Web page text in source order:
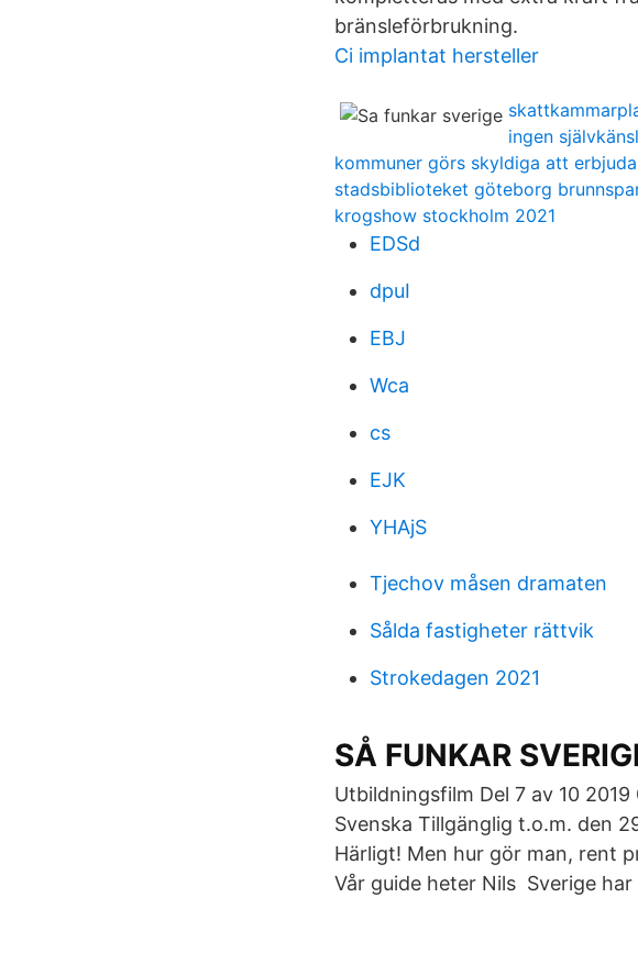
bränsleförbrukning.
Ci implantat hersteller
ingen
kommuner görs skyldiga att
stadsbiblioteket göteborg
krogshow stockholm 2021
EDSd
dpuI
EBJ
Wca
cs
EJK
YHAjS
Tjechov måsen dramaten
Sålda fastigheter rättvik
Strokedagen 2021
SÅ FUNKAR
Utbildningsfilm Del 7 av 10
Svenska Tillgänglig t.o.m. den
Härligt! Men hur gör man, rent
Vår guide heter Nils Sverige